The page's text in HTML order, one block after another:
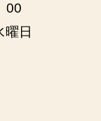
00
日